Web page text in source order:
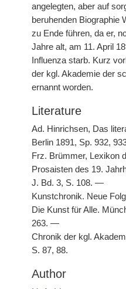
angelegten, aber auf
beruhenden Biographie
zu Ende führen, da er,
Jahre alt, am 11. April
Influenza starb. Kurz
der kgl. Akademie der
ernannt worden.
Literature
Ad. Hinrichsen, Das
Berlin 1891, Sp. 932,
Frz. Brümmer, Lexikon
Prosaisten des 19.
J. Bd. 3, S. 108. —
Kunstchronik. Neue
Die Kunst für Alle.
263. —
Chronik der kgl.
S. 87, 88.
Author